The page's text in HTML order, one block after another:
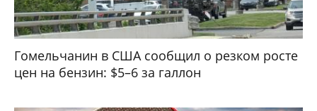
Гомельчанин в США сообщил о резком росте
цен на бензин: $5–6 за галлон